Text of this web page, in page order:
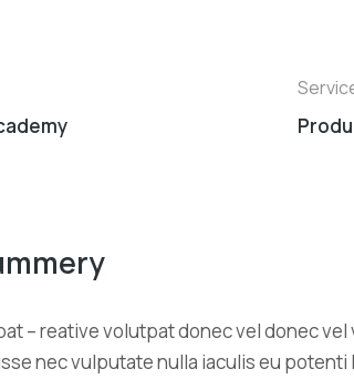
– reative volutpat donec vel donec vel
nec vulputate nulla iaculis eu potenti